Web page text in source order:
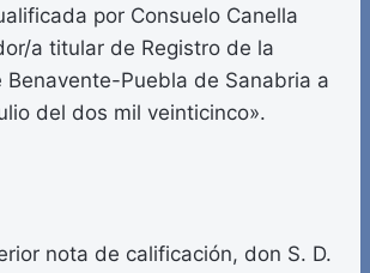
por Consuelo Canella
a titular de Registro de la
Benavente-Puebla de Sanabria a
del dos mil veinticinco».
nota de calificación, don S. D.